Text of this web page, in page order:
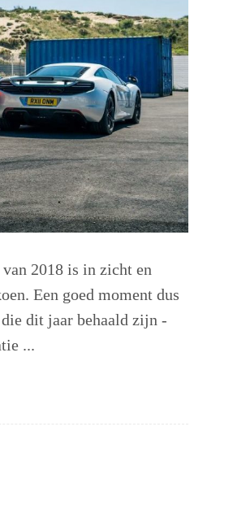
2018 is in zicht en
Een goed moment dus
dit jaar behaald zijn -
...